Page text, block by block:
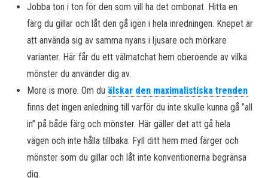
Jobba ton i ton för den som vill ha det ombonat. Hitta en
färg du gillar och låt den gå igen i hela inredningen. Knepet är
att använda sig av samma nyans i ljusare och mörkare
varianter. Här får du ett välmatchat hem oberoende av vilka
mönster du använder dig av.
More is more. Om du älskar den maximalistiska trenden
finns det ingen anledning till varför du inte skulle kunna gå ”all
in” på både färg och mönster. Här gäller det att gå hela
vägen och inte hålla tillbaka. Fyll ditt hem med färger och
mönster som du gillar och låt inte konventionerna begränsa
dig.